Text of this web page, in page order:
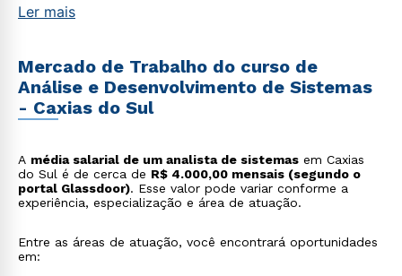
Ler mais
Mercado de Trabalho do curso de
Análise e Desenvolvimento de Sistemas
- Caxias do Sul
A média salarial de um analista de sistemas em Caxias
do Sul é de cerca de R$ 4.000,00 mensais (segundo o
portal Glassdoor). Esse valor pode variar conforme a
experiência, especialização e área de atuação.
Entre as áreas de atuação, você encontrará oportunidades
em: